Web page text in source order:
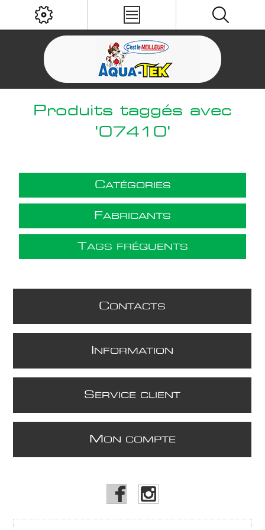
Produits taggés avec
'07410'
CATÉGORIES
FABRICANTS
TAGS FRÉQUENTS
CONTACTS
NFORMATION
S ERVICE CLIENT
M ON COMPTE